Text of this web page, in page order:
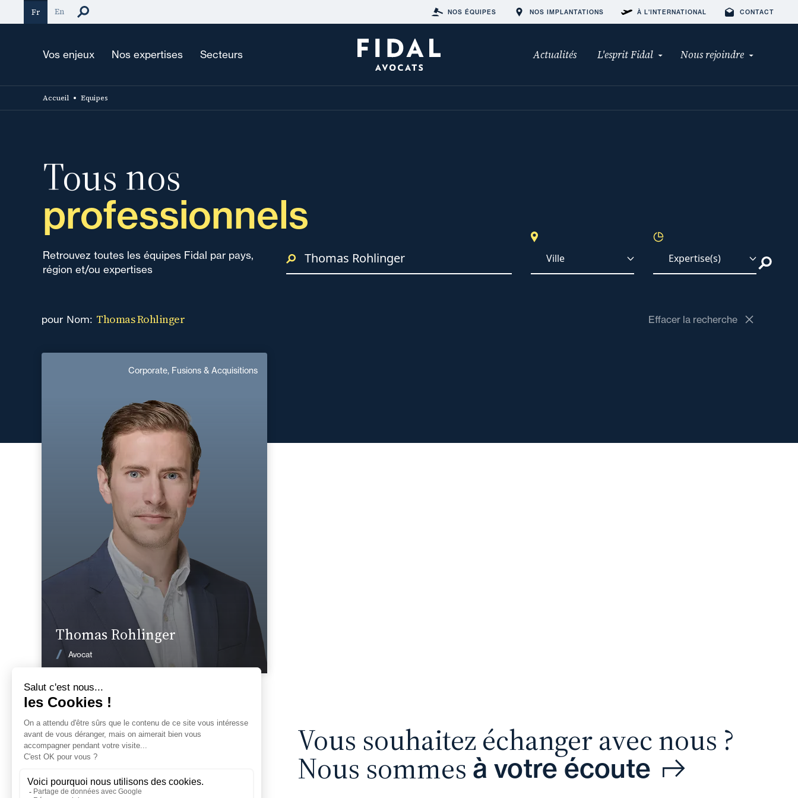
au
Fr En NOS ÉQUIPES NOS IMPLANTATIONS À L'INTERNATIONAL CONTACT
Vos enjeux Nos expertises Secteurs Actualités L'esprit Fidal Nous rejoindre
Accueil Equipes
Tous nos
professionnels
Retrouvez toutes les équipes Fidal par pays,
région et/ou expertises
Ville Expertise(s)
pour Nom: Thomas Rohlinger Effacer la recherche
Thomas Rohlinger
Avocat
Corporate, Fusions & Acquisitions
Thomas Rohlinger
Responsable de Mission
Domaine d’expertises :
Corporate, Fusions & Acquisitions
+33 3 80 78 86 20
thomas.rohlinger@fidal.com
Voir les actualités
Vous souhaitez échanger avec nous ?
Nous sommes à votre écoute